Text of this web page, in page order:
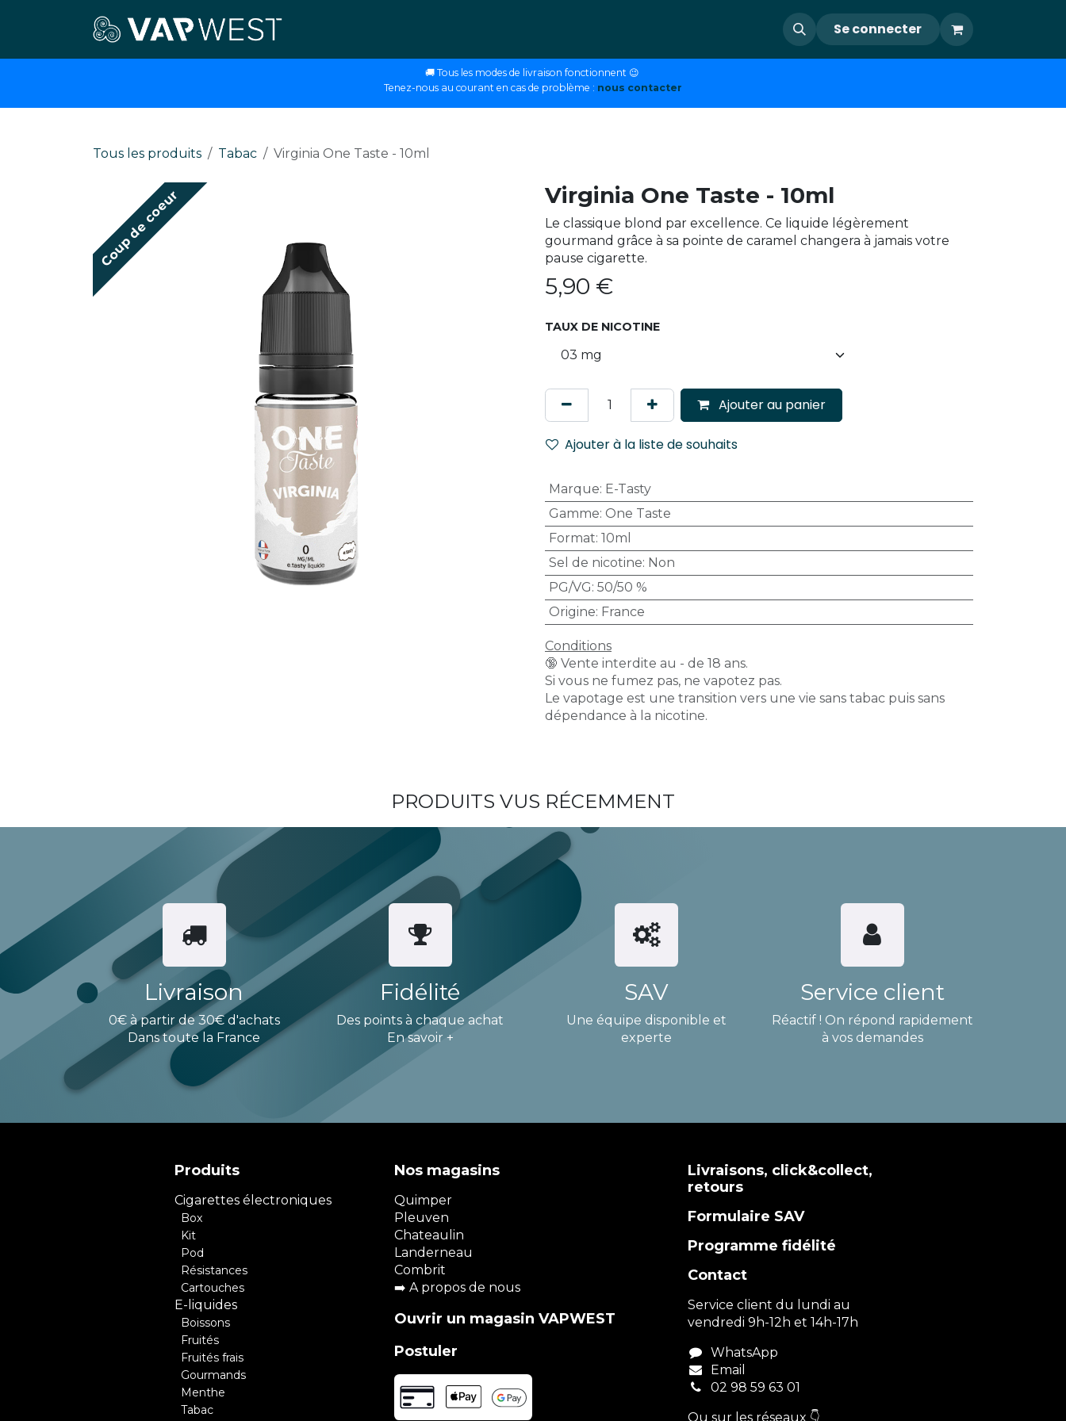
Se connecter
🚚 Tous les modes de livraison fonctionnent 😉
Tenez-nous au courant en cas de problème : nous contacter
Tous les produits Tabac Virginia One Taste - 10ml
Coup de coeur Virginia One Taste - 10ml
Le classique blond par excellence. Ce liquide légèrement
gourmand grâce à sa pointe de caramel changera à jamais votre
pause cigarette.
5,90 €
TAUX DE NICOTINE
Ajouter au panier
Ajouter à la liste de souhaits
Marque: E-Tasty
Gamme: One Taste
Format: 10ml
Sel de nicotine: Non
PG/VG: 50/50 %
Origine: France
Conditions
🔞 Vente interdite au - de 18 ans.
Si vous ne fumez pas, ne vapotez pas.
Le vapotage est une transition vers une vie sans tabac puis sans
dépendance à la nicotine.
PRODUITS VUS RÉCEMMENT
Livraison
0€ à partir de 30€ d'achats
Dans toute la France
Fidélité
Des points à chaque achat
En savoir +
SAV
Une équipe disponible et
experte
Service client
Réactif ! On répond rapidement
à vos demandes
Produits
Cigarettes électroniques
Box
Kit
Pod
Résistances
Cartouches
E-liquides
Boissons
Fruités
Fruités frais
Gourmands
Menthe
Tabac
Livraisons, click&collect,
retours
Formulaire SAV
Programme fidélité
Contact
Service client du lundi au
vendredi 9h-12h et 14h-17h
WhatsApp
Email
02 98 59 63 01
Ou sur les réseaux 👇
Nos magasins
Quimper
Pleuven
Chateaulin
Landerneau
Combrit
➡️ A propos de nous
Ouvrir un magasin VAPWEST
Postuler